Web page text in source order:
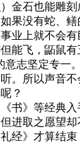
石也能雕
果没有蛇、
上就不会
飞，鼫鼠
志坚定专一。
以声音不
？
》等经典
取之愿望
经》才算结